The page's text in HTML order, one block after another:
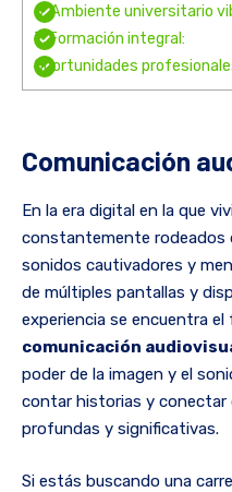
6. Ambiente universitario
7. Formación integral:
Oportunidades
Comunicación
En la era digital en la que
constantemente rodeados
sonidos cautivadores y
de múltiples pantallas y
experiencia se encuentra
comunicación
poder de la imagen y el
contar historias y conectar
profundas y significativas.
Si estás buscando una